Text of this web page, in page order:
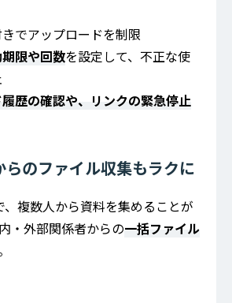
でアップロードを制限
限や回数を設定して、不正な使
歴の確認や、リンクの緊急停止
のファイル収集もラクに
、複数人から資料を集めることが
・外部関係者からの一括ファイル